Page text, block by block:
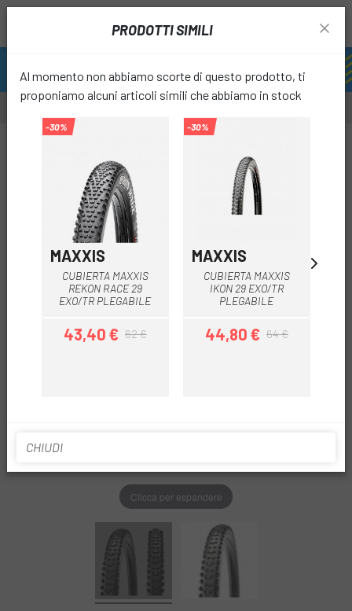
Clicca per espandere
PRODOTTI SIMILI
Al momento non abbiamo scorte di questo prodotto, ti
proponiamo alcuni articoli simili che abbiamo in stock
-30%
MAXXIS
CUBIERTA MAXXIS
REKON RACE 29
EXO/TR PLEGABILE
Prezzo
43,40 €Prezzo base
62 €
-30%
MAXXIS
CUBIERTA MAXXIS
IKON 29 EXO/TR
PLEGABILE
Prezzo
44,80 €Prezzo base
64 €
CHIUDI